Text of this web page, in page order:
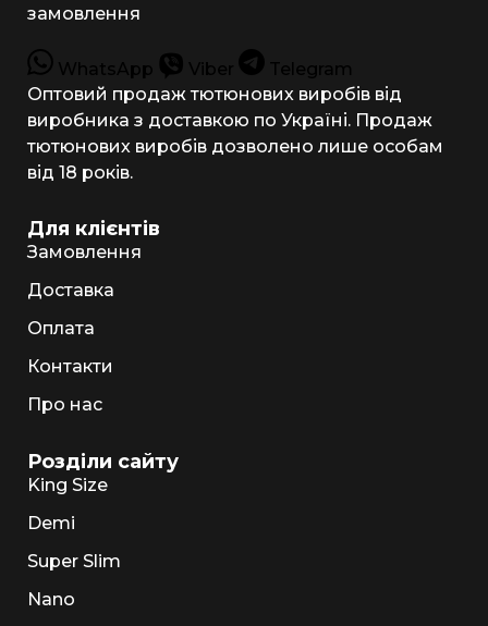
замовлення
WhatsApp Viber
Telegram
Оптовий продаж тютюнових виробів від
виробника з доставкою по Україні. Продаж
тютюнових виробів дозволено лише особам
від 18 років.
Для клієнтів
Замовлення
Доставка
Оплата
Контакти
Про нас
Розділи сайту
King Size
Demi
Super Slim
Nano